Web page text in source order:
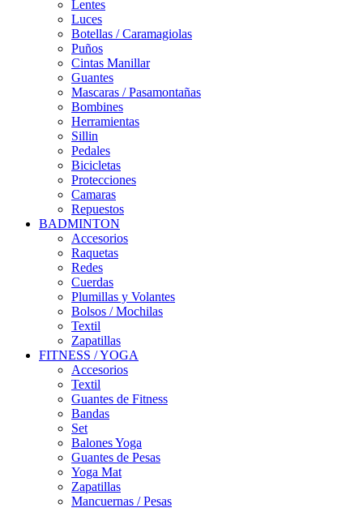
Lentes
Luces
Botellas / Caramagiolas
Puños
Cintas Manillar
Guantes
Mascaras / Pasamontañas
Bombines
Herramientas
Sillin
Pedales
Bicicletas
Protecciones
Camaras
Repuestos
BADMINTON
Accesorios
Raquetas
Redes
Cuerdas
Plumillas y Volantes
Bolsos / Mochilas
Textil
Zapatillas
FITNESS / YOGA
Accesorios
Textil
Guantes de Fitness
Bandas
Set
Balones Yoga
Guantes de Pesas
Yoga Mat
Zapatillas
Mancuernas / Pesas